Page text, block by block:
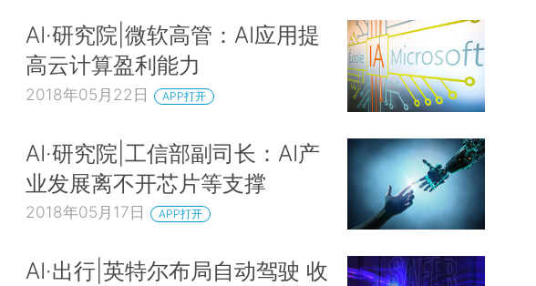
AI·研究院|微软高管：AI应用提
高云计算盈利能力
2018年05月22日 APP打开
AI·研究院|工信部副司长：AI产
业发展离不开芯片等支撑
2018年05月17日 APP打开
AI·出行|英特尔布局自动驾驶 收